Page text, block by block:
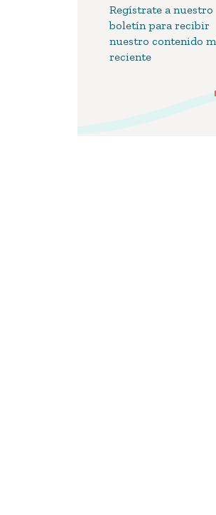
Regístrate a nuestro
boletín para recibir
nuestro contenido
reciente